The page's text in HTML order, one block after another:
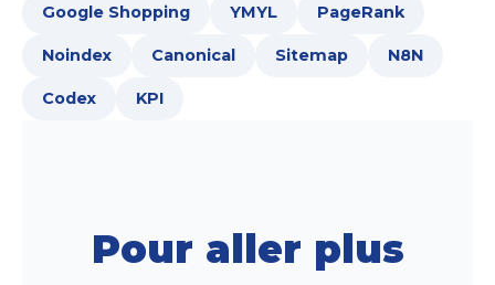
Google Shopping YMYL PageRank
Noindex Canonical Sitemap N8N
Codex KPI
Pour aller plus